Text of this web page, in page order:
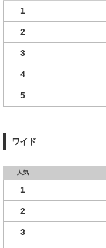
1
2
3
4
5
ワイド
人気
1
2
3